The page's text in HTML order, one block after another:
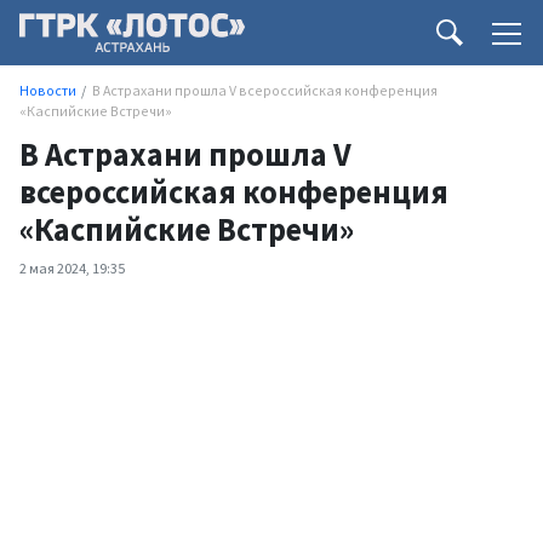
Новости
В Астрахани прошла V всероссийская конференция
«Каспийские Встречи»
В Астрахани прошла V
всероссийская конференция
«Каспийские Встречи»
2 мая 2024, 19:35